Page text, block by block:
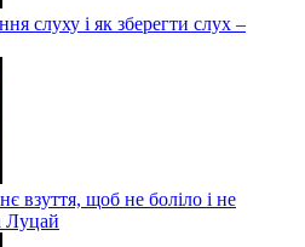
слуху і як зберегти слух –
взуття, щоб не боліло і не
Луцай